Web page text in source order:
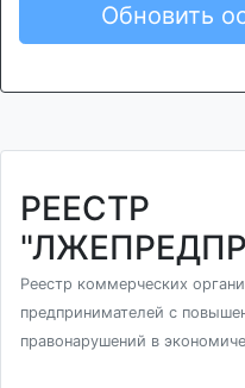
Обновить
РЕЕСТР
Реестр коммерческих
предпринимателей с
правонарушений в